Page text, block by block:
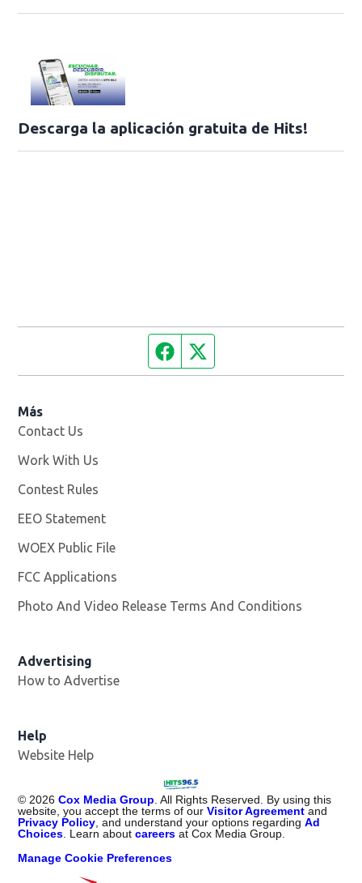
Descarga la aplicación gratuita de Hits!
Facebook page
Más
Contact Us
Work With Us
Contest Rules
EEO Statement
WOEX Public File
FCC Applications
Photo And Video Release Terms And Conditions
Advertising
How to Advertise
Help
Website Help
©2026 Cox Media Group. All Rights Reserved. By using this
website, you accept the terms of ourVisitor Agreement and
Privacy Policy, and understand your options regardingAd
Choices. Learn aboutcareers at Cox Media Group.
Manage Cookie Preferences